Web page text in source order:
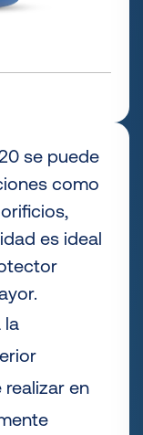
se puede
como
es ideal
la
en